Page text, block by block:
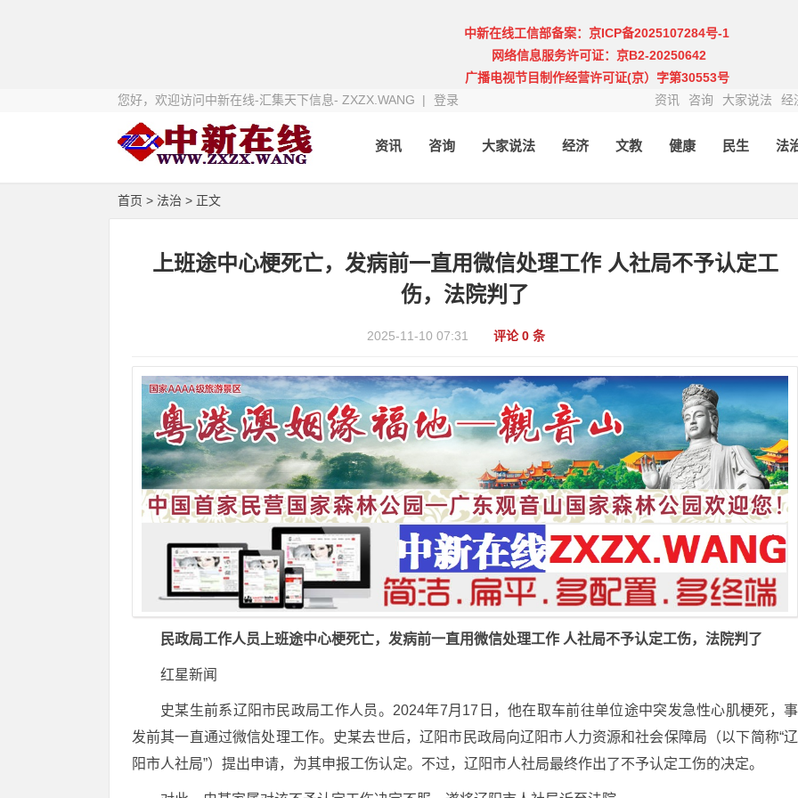
中新在线工信部备案：京ICP备2025107284号-1
网络信息服务许可证：京B2-20250642
广播电视节目制作经营许可证(京）字第30553号
您好，欢迎访问中新在线-汇集天下信息- ZXZX.WANG |
登录 资讯 咨询 大家说法 经
资讯 咨询 大家说法 经济 文教 健康 民生 法
首页 > 法治 > 正文
上班途中心梗死亡，发病前一直用微信处理工作 人社局不予认定工
伤，法院判了
2025-11-10 07:31 评论 0 条
民政局工作人员上班途中心梗死亡，发病前一直用微信处理工作 人社局不予认定工伤，法院判了
红星新闻
史某生前系辽阳市民政局工作人员。2024年7月17日，他在取车前往单位途中突发急性心肌梗死，事
发前其一直通过微信处理工作。史某去世后，辽阳市民政局向辽阳市人力资源和社会保障局（以下简称“辽
阳市人社局”）提出申请，为其申报工伤认定。不过，辽阳市人社局最终作出了不予认定工伤的决定。